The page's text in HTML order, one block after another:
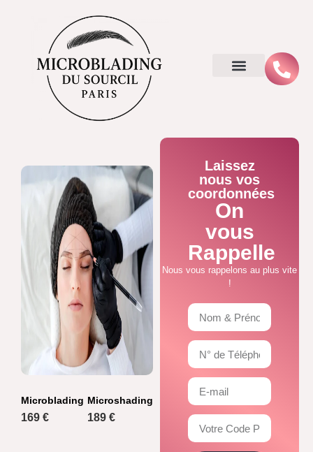
Microblading
169 €
Microshading
189 €
Laissez
nous vos
coordonnées
On
vous
Rappelle
Nous vous rappelons au plus vite
!